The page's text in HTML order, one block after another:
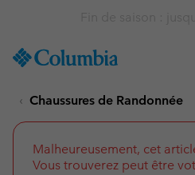
TO
SKIP
NAV
Chaussures de Randonnée
Malheureusement, cet
Vous trouverez peut être